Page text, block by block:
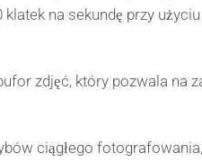
na sekundę przy
zdjęć, który pozwala na
ciągłego